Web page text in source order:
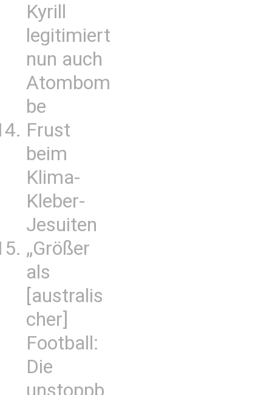
Kyrill
legitimiert
nun auch
Atombom
be
Frust
beim
Klima-
Kleber-
Jesuiten
„Größer
als
[australis
cher]
Football:
Die
unstoppb